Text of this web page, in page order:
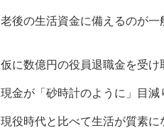
老後の生活資金に備えるのが一
仮に数億円の役員退職金を受け
現金が「砂時計のように」目減
現役時代と比べて生活が質素に